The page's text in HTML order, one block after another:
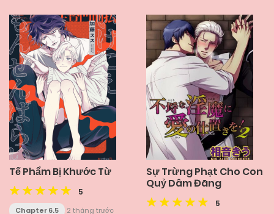
Tế Phẩm Bị Khước Từ
5
Chapter 6.5 2 tháng trước
Sự Trừng Phạt Cho Con
Quỷ Dâm Đãng
5